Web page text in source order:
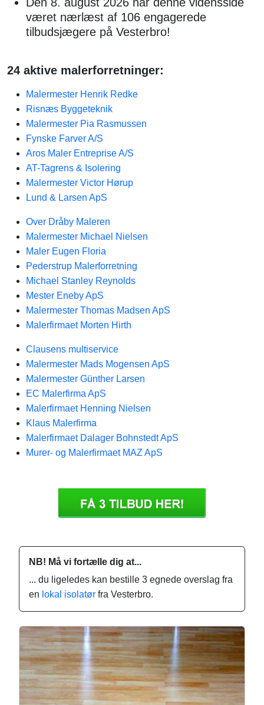
været nærlæst af 106 engagerede
tilbudsjægere på Vesterbro!
24 aktive malerforretninger:
Malermester Henrik Redke
Risnæs Byggeteknik
Malermester Pia Rasmussen
Fynske Farver A/S
Aros Maler Entreprise A/S
AT-Tagrens & Isolering
Malermester Victor Hørup
Lund & Larsen ApS
Over Dråby Maleren
Malermester Michael Nielsen
Maler Eugen Floria
Pederstrup Malerforretning
Michael Stanley Reynolds
Mester Eneby ApS
Malermester Thomas Madsen ApS
Malerfirmaet Morten Hirth
Clausens multiservice
Malermester Mads Mogensen ApS
Malermester Günther Larsen
EC Malerfirma ApS
Malerfirmaet Henning Nielsen
Klaus Malerfirma
Malerfirmaet Dalager Bohnstedt ApS
Murer- og Malerfirmaet MAZ ApS
NB! Må vi fortælle dig at...
... du ligeledes kan bestille 3 egnede overslag fra
en lokal isolatør fra Vesterbro.